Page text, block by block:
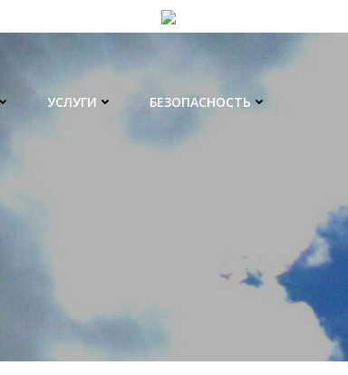
УСЛУГИ БЕЗОПАСНОСТЬ